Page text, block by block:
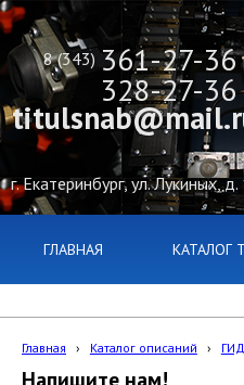
8 (343) 361-27-36
г. Екатеринбург, ул. Лукиных,
328-27-36
ГЛАВНАЯ КАТАЛОГ
Главная › Каталог описаний ›
Напишите нам!